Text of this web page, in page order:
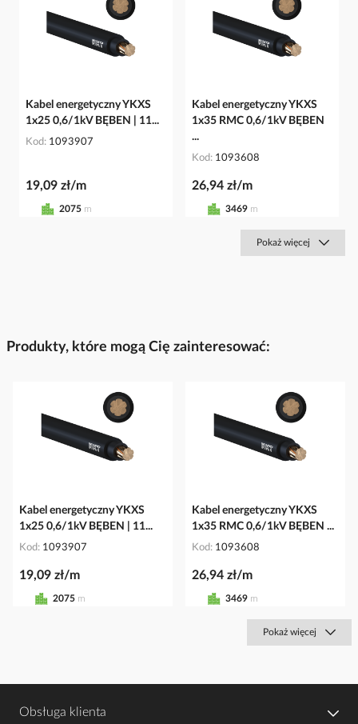
Kabel energetyczny YKXS
1x25 0,6/1kV BĘBEN | 11...
Kod 1093907
19,09 zł/m
2075 m
Kabel energetyczny YKXS
1x35 RMC 0,6/1kV BĘBEN
...
Kod 1093608
26,94 zł/m
3469 m
Pokaż więcej
Produkty, które mogą Cię zainteresować:
Kabel energetyczny YKXS
1x25 0,6/1kV BĘBEN | 11...
Kod 1093907
19,09 zł/m
2075 m
Kabel energetyczny YKXS
1x35 RMC 0,6/1kV BĘBEN ...
Kod 1093608
26,94 zł/m
3469 m
Pokaż więcej
Obsługa klienta